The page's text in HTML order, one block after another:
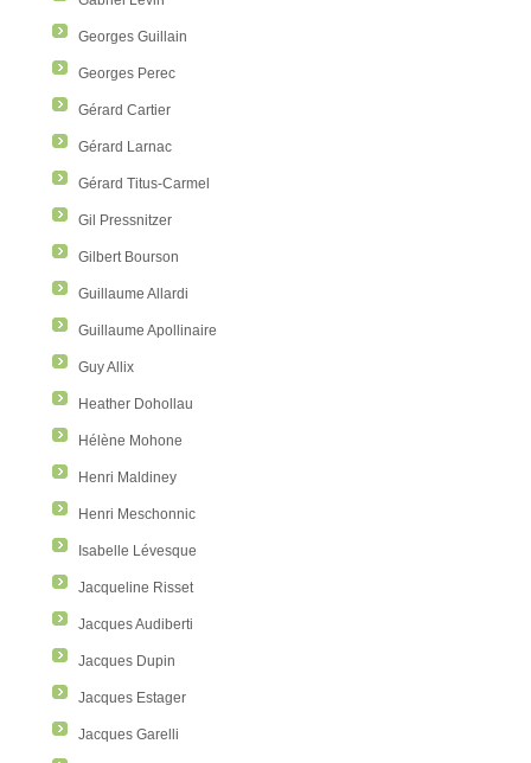
Georges Guillain
Georges Perec
Gérard Cartier
Gérard Larnac
Gérard Titus-Carmel
Gil Pressnitzer
Gilbert Bourson
Guillaume Allardi
Guillaume Apollinaire
Guy Allix
Heather Dohollau
Hélène Mohone
Henri Maldiney
Henri Meschonnic
Isabelle Lévesque
Jacqueline Risset
Jacques Audiberti
Jacques Dupin
Jacques Estager
Jacques Garelli